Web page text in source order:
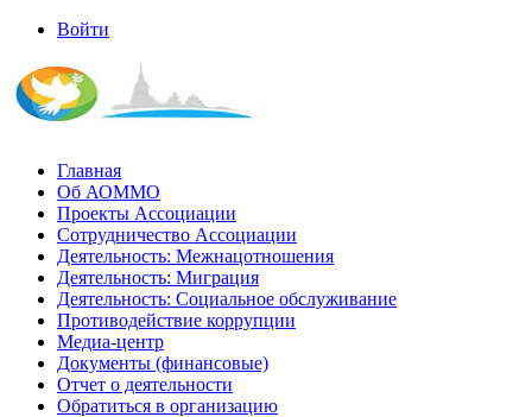
Войти
Главная
Об АОММО
Проекты Ассоциации
Сотрудничество Ассоциации
Деятельность: Межнацотношения
Деятельность: Миграция
Деятельность: Социальное обслуживание
Противодействие коррупции
Медиа-центр
Документы (финансовые)
Отчет о деятельности
Обратиться в организацию